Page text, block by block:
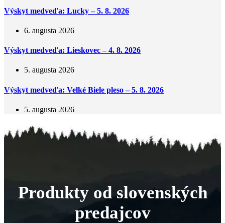
Výskyt medveďa: Lucky – 5. 8. 2026
6. augusta 2026
Výskyt medveďa: Lieskovec – 4. 8. 2026
5. augusta 2026
Výskyt medveďa: Velké Biele pleso – 5. 8. 2026
5. augusta 2026
Produkty od slovenských
predajcov